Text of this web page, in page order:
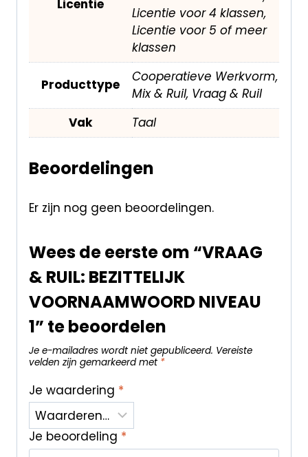
Licentie
Licentie voor 4 klassen,
Licentie voor 5 of meer
klassen
Producttype
Cooperatieve Werkvorm,
Mix & Ruil, Vraag & Ruil
Vak
Taal
Beoordelingen
Er zijn nog geen beoordelingen.
Wees de eerste om “VRAAG
& RUIL: BEZITTELIJK
VOORNAAMWOORD NIVEAU
1” te beoordelen
Je e-mailadres wordt niet gepubliceerd. Vereiste
velden zijn gemarkeerd met *
Je waardering *
Je beoordeling *